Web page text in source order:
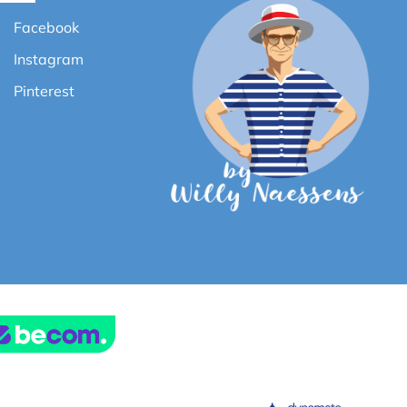
Facebook
Instagram
Pinterest